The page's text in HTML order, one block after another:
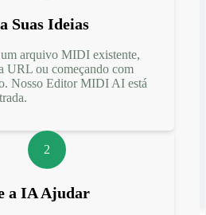
Suas Ideias
arquivo MIDI existente,
URL ou começando com
Nosso Editor MIDI AI está
2
a IA Ajudar